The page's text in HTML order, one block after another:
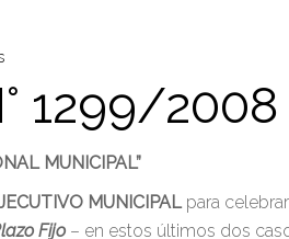
1299/2008
MUNICIPAL”
MUNICIPALpara celebrar
Fijo – en estos últimos dos